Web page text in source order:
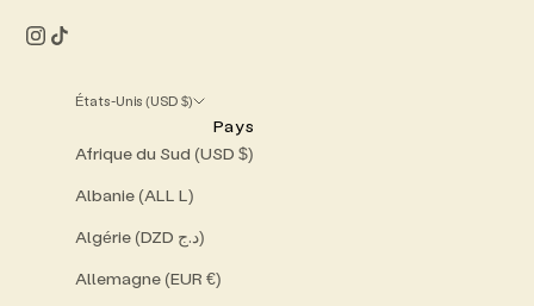
États-Unis (USD $)
Pays
Afrique du Sud (USD $)
Albanie (ALL L)
Algérie (DZD د.ج)
Allemagne (EUR €)